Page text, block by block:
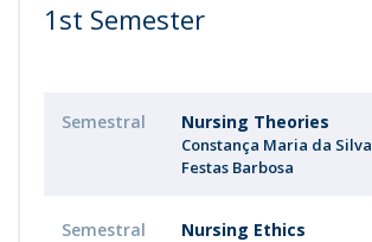
1st Semester
Semestral
Nursing Theories
Constança Maria da Silva
Festas Barbosa
Semestral Nursing Ethics